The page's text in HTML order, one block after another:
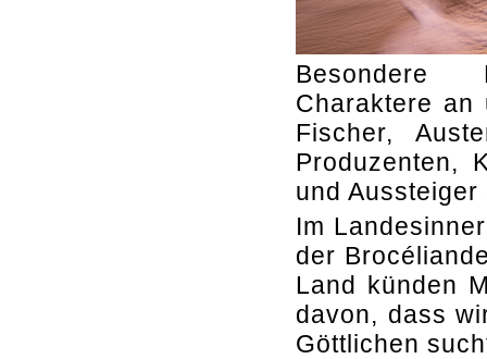
Besondere
Charaktere an
Fischer,
Produzenten,
und
Im
der
Land künden
davon, dass
Göttlichen